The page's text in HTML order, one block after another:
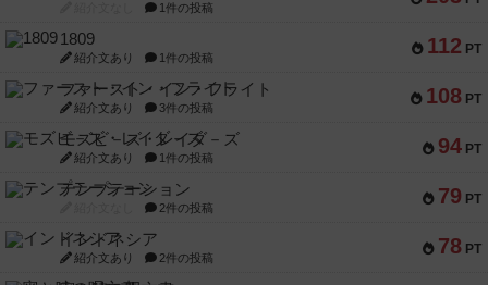
1件の投稿
112 PT
1809
紹介文あり 1件の投稿
108 PT
ファースト・イン・フライト
紹介文あり 3件の投稿
94 PT
モズビ－ズ・レイダ－ズ
紹介文あり 1件の投稿
79 PT
テンプテーション
2件の投稿
78 PT
インドネシア
紹介文あり 2件の投稿